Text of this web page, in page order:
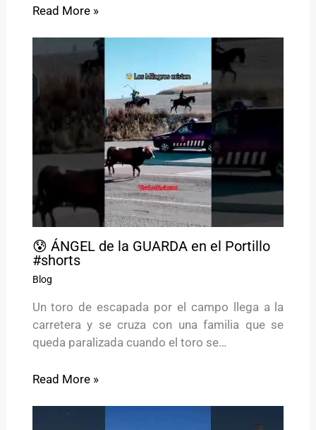
Read More »
😰 ÁNGEL de la GUARDA en el Portillo
#shorts
Blog
Un toro de escapada por el campo llega a la
carretera y se cruza con una familia que se
queda paralizada cuando el toro se…
Read More »